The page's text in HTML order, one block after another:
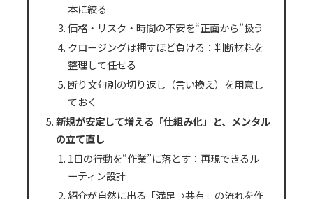
本に絞る
価格・リスク・時間の不安を“正面から”扱う
クロージングは押すほど負ける：判断材料を
整理して任せる
断り文句別の切り返し（言い換え）を用意し
ておく
新規が安定して増える「仕組み化」と、メンタル
の立て直し
1日の行動を“作業”に落とす：再現できるル
ーティン設計
紹介が自然に出る「満足→共有」の流れを作